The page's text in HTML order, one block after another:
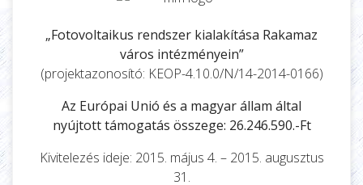
„Fotovoltaikus rendszer kialakítása Rakamaz
város intézményein”
(projektazonosító: KEOP-4.10.0/N/14-2014-0166)
Az Európai Unió és a magyar állam által
nyújtott támogatás összege: 26.246.590.-Ft
Kivitelezés ideje: 2015. május 4. – 2015. augusztus
31.